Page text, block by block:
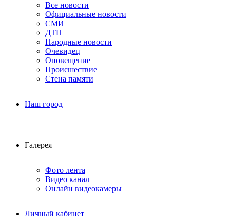
Все новости
Официальные новости
СМИ
ДТП
Народные новости
Очевидец
Оповещение
Происшествие
Стена памяти
Наш город
Галерея
Фото лента
Видео канал
Онлайн видеокамеры
Личный кабинет